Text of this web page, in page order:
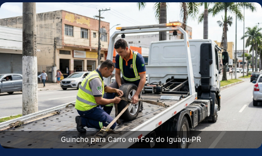
Guincho para Carro em Foz do Iguaçu‑PR